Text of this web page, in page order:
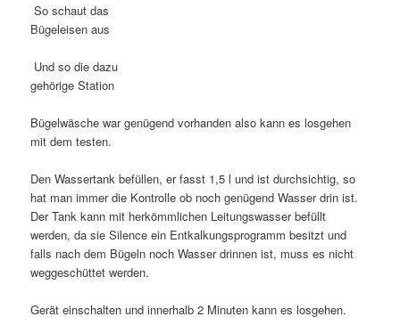
So schaut das
Bügeleisen aus
Und so die dazu
gehörige Station
Bügelwäsche war genügend vorhanden also kann es losgehen
mit dem testen.
Den Wassertank befüllen, er fasst 1,5 l und ist durchsichtig, so
hat man immer die Kontrolle ob noch genügend Wasser drin ist.
Der Tank kann mit herkömmlichen Leitungswasser befüllt
werden, da sie Silence ein Entkalkungsprogramm besitzt und
falls nach dem Bügeln noch Wasser drinnen ist, muss es nicht
weggeschüttet werden.
Gerät einschalten und innerhalb 2 Minuten kann es losgehen.